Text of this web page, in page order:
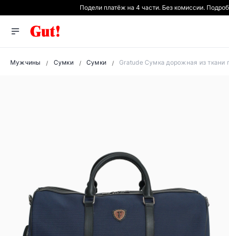
Подели платёж на 4 части. Без комиссии.
Мужчины Сумки Сумки Gratude Сумка дорожная из